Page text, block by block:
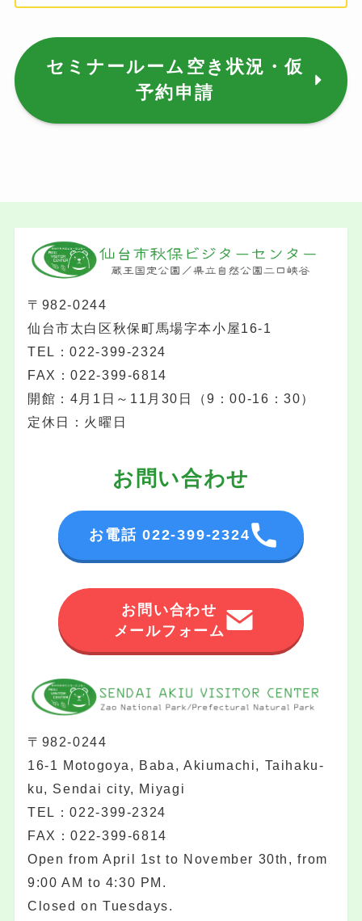
セミナールーム空き状況・仮
予約申請
〒982-0244
仙台市太白区秋保町馬場字本小屋16-1
TEL：022-399-2324
FAX：022-399-6814
開館：4月1日～11月30日（9：00-16：30）
定休日：火曜日
お問い合わせ
お電話 022-399-2324
お問い合わせ
メールフォーム
〒982-0244
16-1 Motogoya, Baba, Akiumachi, Taihaku-
ku, Sendai city, Miyagi
TEL：022-399-2324
FAX：022-399-6814
Open from April 1st to November 30th, from
9:00 AM to 4:30 PM.
Closed on Tuesdays.